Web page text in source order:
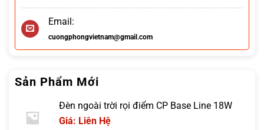
Email:
cuongphongvietnam@gmail.com
Sản Phẩm Mới
Đèn ngoài trời rọi điểm CP Base Line 18W
Giá: Liên Hệ